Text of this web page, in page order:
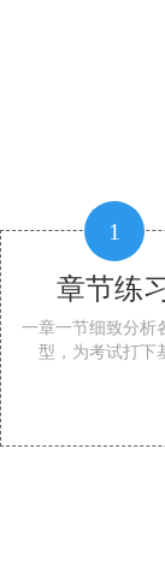
1
章节练习
一章一节细致分析
型，为考试打下